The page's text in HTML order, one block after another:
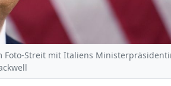
Foto-Streit mit Italiens